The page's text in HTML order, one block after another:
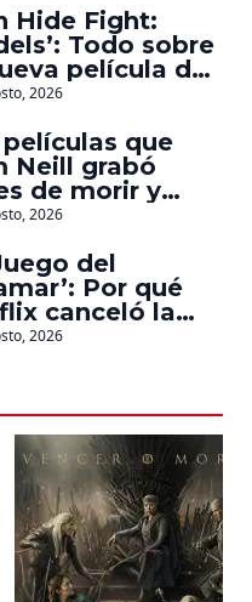
Hide Fight:
Todo sobre
película de
Majors en
radicales
2026
películas que
Neill grabó
de morir y
pronto a
2026
del
Por qué
canceló la
de David
2026